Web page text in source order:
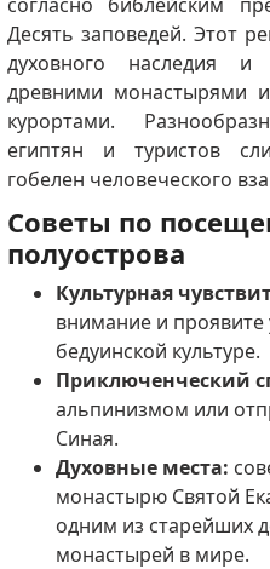
Десять заповедей. Этот
духовного наследия
древними монастырями
курортами.
египтян и туристов
гобелен человеческого
Советы по
полуострова
Культурная
внимание и
бедуинской культуре.
Приключенческий
альпинизмом или
Синая.
Духовные места:
монастырю Святой
одним из старейших
монастырей в мире.